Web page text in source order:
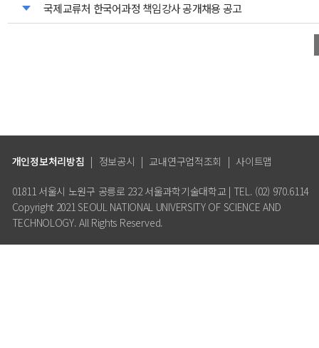
국제교류처 한국어과정 책임강사 공개채용 공고
개인정보처리방침 | 정보공시 | 교내연구업적조회 | 사이트맵
01811 서울시 노원구 공릉로 232 서울과학기술대학교 | TEL. (02) 970.6114
Copyright 2021 SEOUL NATIONAL UNIVERSITY OF SCIENCE AND
TECHNOLOGY. All Rights Reserved.